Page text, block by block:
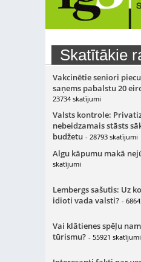
Skatītākie
Vakcinētie seniori
saņems pabalstu 20
23734 skatījumi
Valsts kontrole:
nebeidzamais stāsts
budžetu - 28793 skatījumi
Algu kāpumu makā
skatījumi
Lembergs sašutis: Uz
idioti vada valsti? -
Vai klātienes spēļu
tūrismu? - 55921 skatījumi